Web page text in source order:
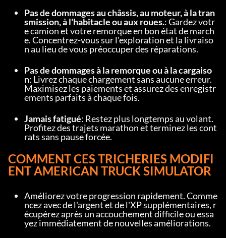
Pas de dommages au châssis, au moteur, à la tran
smission, à l'habitacle ou aux roues.: Gardez votr
e camion et votre remorque en bon état de march
e. Concentrez-vous sur l'exploration et la livraiso
n au lieu de vous préoccuper des réparations.
Pas de dommages à la remorque ou à la cargaiso
n: Livrez chaque chargement sans aucune erreur.
Maximisez les paiements et assurez des enregistr
ements parfaits à chaque fois.
Jamais fatigué: Restez plus longtemps au volant.
Profitez des trajets marathon et terminez les cont
rats sans pause forcée.
COMMENT CES TRICHERIES MODIFI
ENT AMERICAN TRUCK SIMULATOR
Améliorez votre progression rapidement. Comme
ncez avec de l'argent et de l'XP supplémentaires, r
écupérez après un accouchement difficile ou essa
yez immédiatement de nouvelles améliorations.